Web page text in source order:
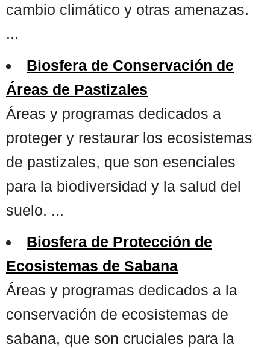
cambio climático y otras amenazas.
...
Biosfera de Conservación de
Áreas de Pastizales
Áreas y programas dedicados a
proteger y restaurar los ecosistemas
de pastizales, que son esenciales
para la biodiversidad y la salud del
suelo. ...
Biosfera de Protección de
Ecosistemas de Sabana
Áreas y programas dedicados a la
conservación de ecosistemas de
sabana, que son cruciales para la